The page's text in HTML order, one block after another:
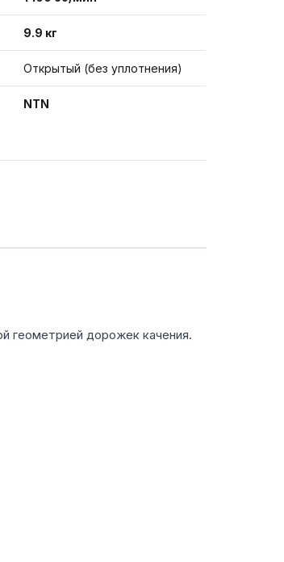
9.9 кг
Открытый (без уплотнения)
NTN
геометрией дорожек качения.